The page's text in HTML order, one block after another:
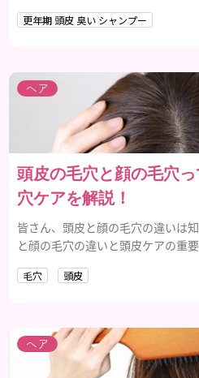
更年期 頭皮 臭い シャンプー
ヘア
頭皮の毛穴と顔の毛穴
穴ケアを解説！
皆さん、頭皮と顔の毛穴の違いは
と顔の毛穴の違いと頭皮ケアの重
毛穴 頭皮
ヘア